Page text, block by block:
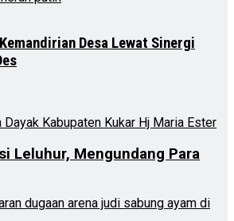
Desa Lewat Sinergi
Leluhur, Mengundang Para